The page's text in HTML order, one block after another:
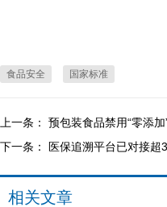
食品安全 国家标准
上一条： 预包装食品禁用“零添
下一条：
医保追溯平台已对接超
相关文章